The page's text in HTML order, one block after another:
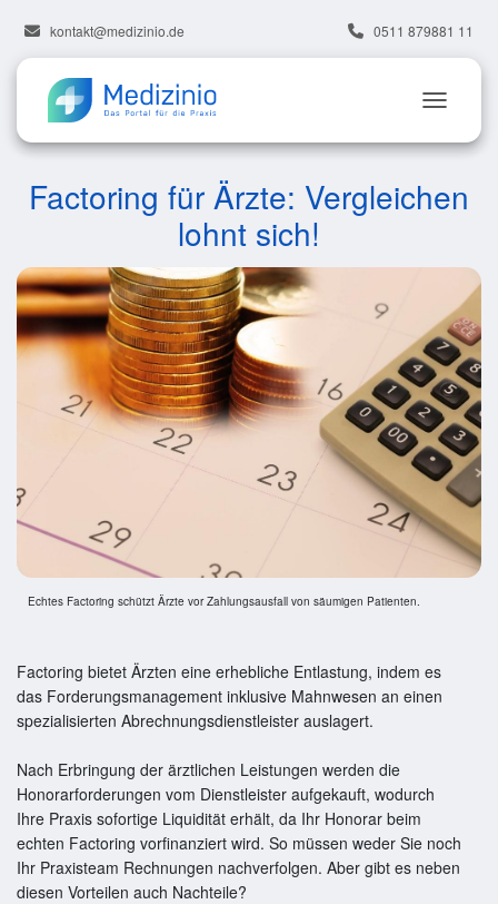
kontakt@medizinio.de 0511 879881 11
Factoring für Ärzte: Vergleichen
lohnt sich!
Factoring bietet Ärzten eine erhebliche Entlastung, indem es
das Forderungsmanagement inklusive Mahnwesen an einen
spezialisierten Abrechnungsdienstleister auslagert.
Nach Erbringung der ärztlichen Leistungen werden die
Honorarforderungen vom Dienstleister aufgekauft, wodurch
Ihre Praxis sofortige Liquidität erhält, da Ihr Honorar beim
echten Factoring vorfinanziert wird. So müssen weder Sie noch
Ihr Praxisteam Rechnungen nachverfolgen. Aber gibt es neben
diesen Vorteilen auch Nachteile?
Echtes Factoring schützt Ärzte vor Zahlungsausfall von säumigen Patienten.